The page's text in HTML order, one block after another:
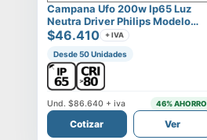
Campana Ufo 200w Ip65 Luz
Neutra Driver Philips Modelo
Eltanin
$46.410 + IVA
Desde 50 Unidades
Und.$86.640 + iva 46% AHORRO
Cotizar Ver